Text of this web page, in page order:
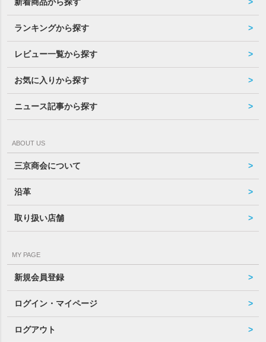
ランキングから探す
レビュー一覧から探す
お気に入りから探す
ニュース記事から探す
ABOUT US
三京商会について
沿革
取り扱い店舗
MY PAGE
新規会員登録
ログイン・マイページ
ログアウト